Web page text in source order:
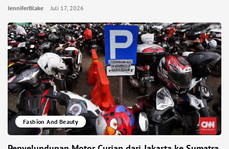
JenniferBlake Juli 17, 2026
Fashion And Beauty